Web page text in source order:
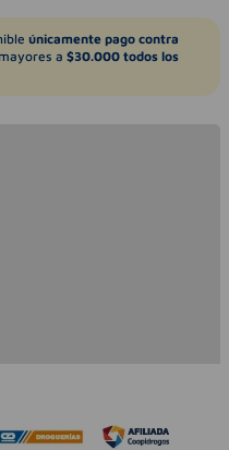
únicamente pago contra
a $30.000 todos los